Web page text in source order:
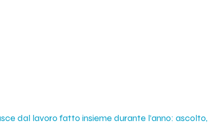
dal lavoro fatto insieme durante l’anno: ascolto,